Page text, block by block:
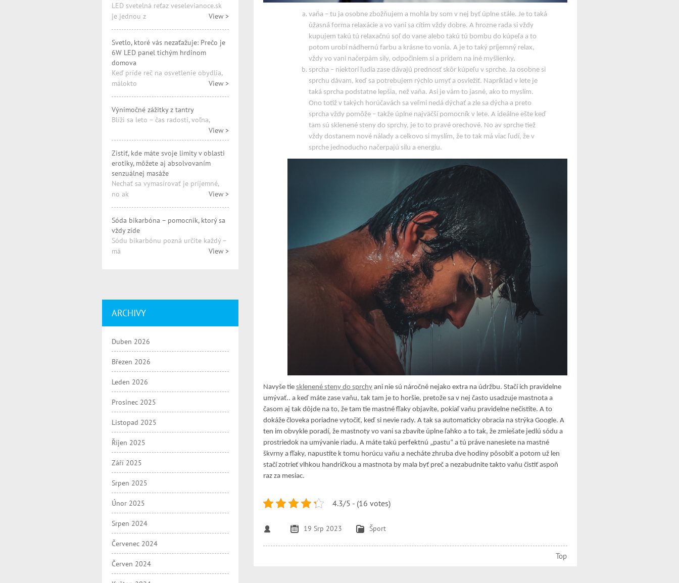
vaňa – tu ja osobne zbožňujem a mohla by som v nej byť úplne stále. Je to taká
úžasná forma relaxácie a vo vani sa cítim vždy dobre. A hrozne rada si vždy
kupujem takú tú relaxačnú soľ do vane alebo takú tú bombu do kúpeľa a to
potom urobí nádhernú farbu a krásne to vonia. A je to taký príjemný relax,
vždy vo vani načerpám sily, odpočiniem si a prídem na iné myšlienky.
sprcha – niektorí ľudia zase dávajú prednosť skôr kúpeľu v sprche. Ja osobne si
sprchu dávam, keď sa potrebujem rýchlo umyť a osviežiť. Napríklad v lete je
taká sprcha podstatne lepšia, než vaňa. Asi je vám to jasné, ako to myslím.
Ono totiž v takých horúčavách sa veľmi nedá dýchať a zle sa dýcha a preto
sprcha vždy pomôže – takže úplne najväčší pomocník v lete. A ideálne ešte keď
tam sú sklenené steny do sprchy, je to to pravé orechové. No av sprche tiež
vždy dostanem nové nálady a celkovo si myslím, že to tak má viac ľudí, že v
sprche jednoducho načerpajú silu a energiu.
Navyše tie sklenené steny do sprchyani nie sú náročné nejako extra na údržbu. Stačí ich pravidelne
umývať.. a keď máte zase vaňu, tak tam je to horšie, pretože sa v nej často usadzuje mastnota a
časom aj tak dôjde na to, že tam tie mastné fľaky objavíte, pokiaľ vaňu pravidelne nečistíte. A to
dokáže človeka poriadne vytočiť, keď si nevie rady. A tak sa automaticky obracia na strýka Google. A
ten im obvykle poradí, že mastnoty vo vani sa zbavíte úplne ľahko a to tak, že zmiešate jedlú sódu a
prostriedok na umývanie riadu. A máte takú perfektnú „pastu“ a tú práve nanesiete na mastné
škvrny a fľaky, napustíte k tomu horúcu vaňu a necháte zhruba dve hodiny pôsobiť a potom už len
stačí zotrieť vlhkou handričkou a mastnota by mala byť preč a nezabudnite takto vaňu čistiť aspoň
raz za mesiac.
4.3/5 - (16 votes)
19 Srp 2023 Šport
Top
LED svetelná reťaz veselevianoce.sk
je jednou z
View >
Svetlo, ktoré vás nezaťažuje: Prečo je
6W LED panel tichým hrdinom
domova
Keď príde reč na osvetlenie obydlia,
málokto
View >
Výnimočné zážitky z tantry
Blíži sa leto – čas radosti, voľna,
View >
Zistiť, kde máte svoje limity v oblasti
erotiky, môžete aj absolvovaním
senzuálnej masáže
Nechať sa vymasírovať je príjemné,
no ak
View >
Sóda bikarbóna – pomocník, ktorý sa
vždy zíde
Sódu bikarbónu pozná určite každý –
má
View >
ARCHIVY
Duben 2026
Březen 2026
Leden 2026
Prosinec 2025
Listopad 2025
Říjen 2025
Září 2025
Srpen 2025
Únor 2025
Srpen 2024
Červenec 2024
Červen 2024